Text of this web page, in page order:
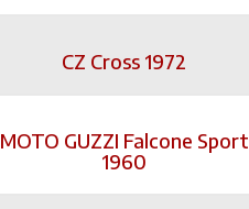
CZ Cross 1972
MOTO GUZZI Falcone Sport
1960